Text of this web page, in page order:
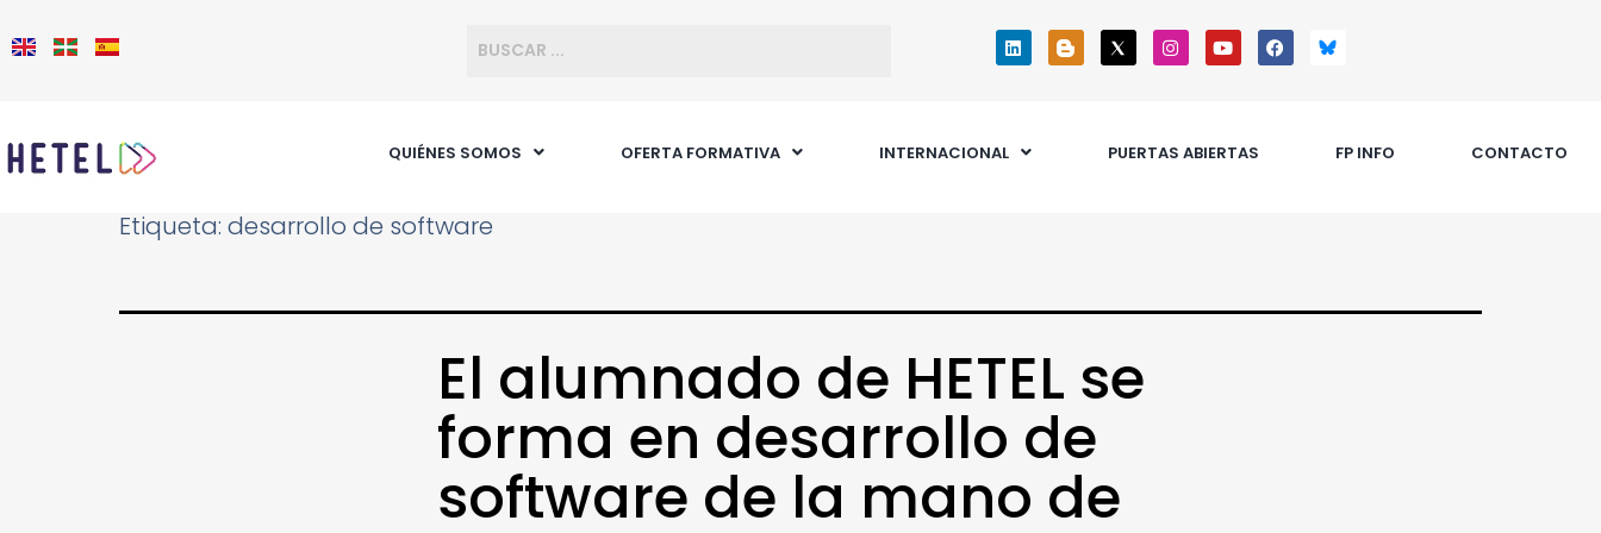
QUIÉNES SOMOS OFERTA FORMATIVA INTERNACIONAL PUERTAS ABIERTAS FP INFO CONTACTO
Etiqueta: desarrollo de software
El alumnado de HETEL se
forma en desarrollo de
software de la mano de